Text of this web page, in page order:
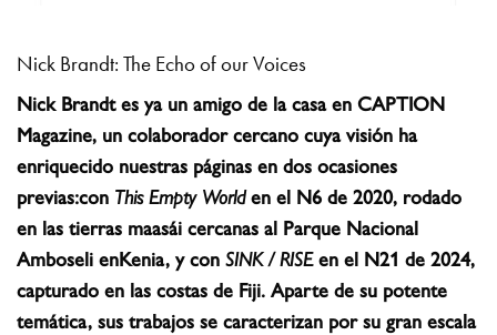
Nick Brandt: The Echo of our Voices
Nick Brandt es ya un amigo de la casa en CAPTION
Magazine, un colaborador cercano cuya visión ha
enriquecido nuestras páginas en dos ocasiones
previas:con This Empty Worlden el N6 de 2020, rodado
en las tierras maasái cercanas al Parque Nacional
Amboseli enKenia, y conSINK / RISEen el N21 de 2024,
capturado en las costas de Fiji. Aparte de su potente
temática, sus trabajos se caracterizan por su gran escala